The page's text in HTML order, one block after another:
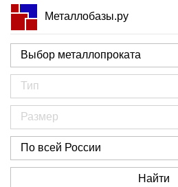
Металлобазы.ру
Найти